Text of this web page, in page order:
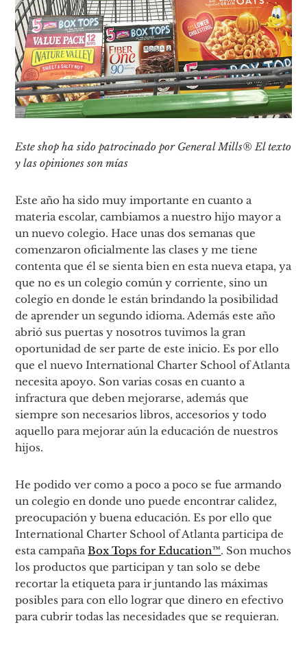
Este shop ha sido patrocinado por General Mills® El texto
y las opiniones son mías
Este año ha sido muy importante en cuanto a
materia escolar, cambiamos a nuestro hijo mayor a
un nuevo colegio. Hace unas dos semanas que
comenzaron oficialmente las clases y me tiene
contenta que él se sienta bien en esta nueva etapa, ya
que no es un colegio común y corriente, sino un
colegio en donde le están brindando la posibilidad
de aprender un segundo idioma. Además este año
abrió sus puertas y nosotros tuvimos la gran
oportunidad de ser parte de este inicio. Es por ello
que el nuevo International Charter School of Atlanta
necesita apoyo. Son varias cosas en cuanto a
infractura que deben mejorarse, además que
siempre son necesarios libros, accesorios y todo
aquello para mejorar aún la educación de nuestros
hijos.
He podido ver como a poco a poco se fue armando
un colegio en donde uno puede encontrar calidez,
preocupación y buena educación. Es por ello que
International Charter School of Atlanta participa de
esta campañaBox Tops for Education™. Son muchos
los productos que participan y tan solo se debe
recortar la etiqueta para ir juntando las máximas
posibles para con ello lograr que dinero en efectivo
para cubrir todas las necesidades que se requieran.